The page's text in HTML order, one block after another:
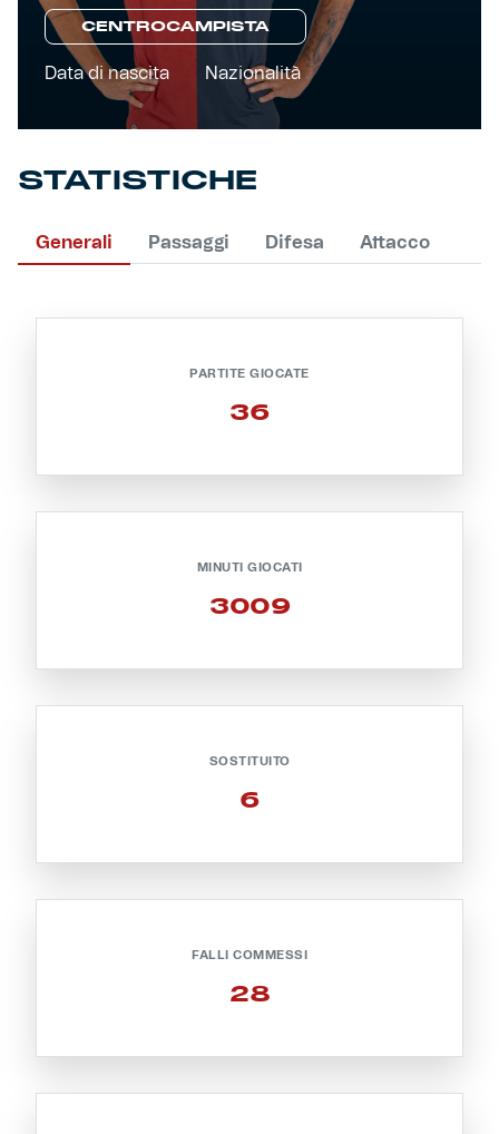
Primavera
Settore giovanile
Training
Pre Match
Robe di Kappa x Genoa
Vintage Collection
CENTROCAMPISTA
Data di nascita Nazionalità
STATISTICHE
Generali Passaggi Difesa Attacco
PARTITE GIOCATE
36
MINUTI GIOCATI
3009
SOSTITUITO
6
FALLI COMMESSI
28